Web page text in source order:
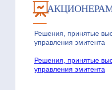
Решения, принятые
управления эмитента
Решения, принятые
управления эмитента